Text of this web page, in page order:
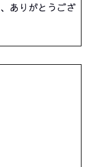
ありがとうござ